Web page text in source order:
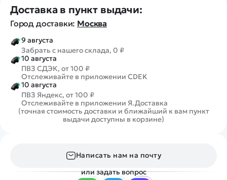
Доставка в пункт выдачи:
Город доставки: Москва
9 августа
Забрать с нашего склада, 0 ₽
10 августа
ПВЗ СДЭК, от 100 ₽
Отслеживайте в приложении CDEK
10 августа
ПВЗ Яндекс, от 100 ₽
Отслеживайте в приложении Я.Доставка
(точная стоимость доставки и ближайший к вам пункт
выдачи доступны в корзине)
Написать нам на почту
или задать вопрос